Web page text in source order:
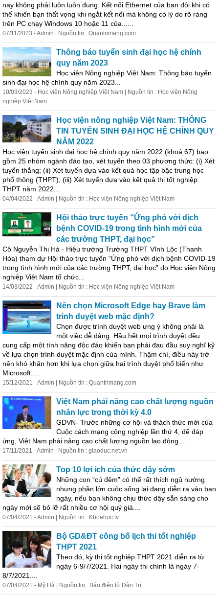
nay không phải luôn luôn đung. Kết nối Ethernet của bạn đôi khi có
thể khiến bạn thất vọng khi ngắt kết nối mà không có lý do rõ ràng
trên PC chạy Windows 10 hoặc 11 của......
07/11/2023 - Admin | Nguồn tin : Quantrimang.com
Thông báo tuyển sinh đại học hệ chính
quy năm 2023
Học viện Nông nghiệp Việt Nam: Thông báo tuyển
sinh đại học hệ chính quy năm 2023...
10/03/2023 - Học viện Nông nghiệp Việt Nam | Nguồn tin : Học viện Nông
nghiệp Việt Nam
Học viện nông nghiệp Việt Nam: THÔNG
TIN TUYỂN SINH ĐẠI HỌC HỆ CHÍNH QUY
NĂM 2022
Học viện tuyển sinh đại học hệ chính quy năm 2022 (khoá 67) bao
gồm 25 nhóm ngành đào tạo, xét tuyển theo 03 phương thức: (i) Xét
tuyển thẳng; (ii) Xét tuyển dựa vào kết quả học tập bậc trung học
phổ thông (THPT); (iii) Xét tuyển dựa vào kết quả thi tốt nghiệp
THPT năm 2022...
04/04/2022 - Admin | Nguồn tin : Học viện Nông nghiệp Việt Nam
Hội thảo trực tuyến “Ứng phó với dịch
bệnh COVID-19 trong tình hình mới của
các trường THPT, đại học”
Cô Nguyễn Thị Hà - Hiệu trưởng Trường THPT Vĩnh Lộc (Thanh
Hóa) tham dự Hội thảo trực tuyến “Ứng phó với dịch bệnh COVID-19
trong tình hình mới của các trường THPT, đại học” do Học viện Nông
nghiệp Việt Nam tổ chức...
14/03/2022 - Admin | Nguồn tin : Học viện Nông nghiệp Việt Nam
Nên chọn Microsoft Edge hay Brave làm
trình duyệt web mặc định?
Chọn được trình duyệt web ưng ý không phải là
một việc dễ dàng. Hầu hết mọi trình duyệt đều
cung cấp một tính năng độc đáo khiến bạn phải đau đầu suy nghĩ kỹ
về lựa chọn trình duyệt mặc định của mình. Thậm chí, điều này trở
nên khó khăn hơn khi lựa chọn giữa hai trình duyệt phổ biến như
Microsoft......
15/12/2021 - Admin | Nguồn tin : Quantrimang.com
Việt Nam phải nâng cao chất lượng nguồn
nhân lực trong thời kỳ 4.0
GDVN- Trước những cơ hội và thách thức mới của
Cuộc cách mạng công nghiệp lần thứ 4, để đáp
ứng, Việt Nam phải nâng cao chất lượng nguồn lao động....
17/11/2021 - Admin | Nguồn tin : giaoduc.net.vn
Top 10 lợi ích của thức dậy sớm
Những con “cú đêm” có thể rất thích ngủ nướng
nhưng phần lớn cuộc sống lại đang diễn ra vào ban
ngày, nếu bạn không chịu thức dậy sẵn sàng cho
ngày mới sẽ bỏ lỡ rất nhiều cơ hội quý giá....
07/04/2021 - Admin | Nguồn tin : Khoahoc.tv
Bộ GD&ĐT công bố lịch thi tốt nghiệp
THPT 2021
Theo đó, kỳ thi tốt nghiệp THPT 2021 diễn ra từ
ngày 6-9/7/2021. Hai ngày thi chính là ngày 7-
8/7/2021....
07/04/2021 - Mỹ Hà | Nguồn tin : Báo điện tử Dân Trí